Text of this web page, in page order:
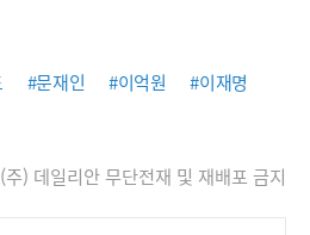
#문재인 #이억원
#이재명
) 데일리안 무단전재 및 재배포 금지